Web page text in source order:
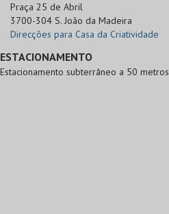
Praça 25 de Abril
3700-304 S. João da Madeira
Direcções para Casa da Criatividade
ESTACIONAMENTO
Estacionamento subterrâneo a 50 metros